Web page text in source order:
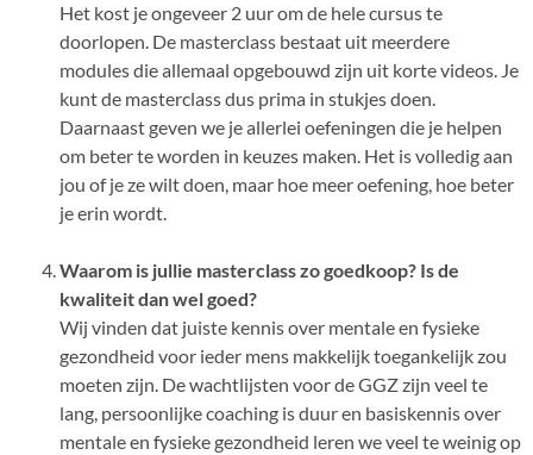
Het kost je ongeveer 2 uur om de hele cursus te
doorlopen. De masterclass bestaat uit meerdere
modules die allemaal opgebouwd zijn uit korte videos. Je
kunt de masterclass dus prima in stukjes doen.
Daarnaast geven we je allerlei oefeningen die je helpen
om beter te worden in keuzes maken. Het is volledig aan
jou of je ze wilt doen, maar hoe meer oefening, hoe beter
je erin wordt.
Waarom is jullie masterclass zo goedkoop? Is de
kwaliteit dan wel goed?
Wij vinden dat juiste kennis over mentale en fysieke
gezondheid voor ieder mens makkelijk toegankelijk zou
moeten zijn. De wachtlijsten voor de GGZ zijn veel te
lang, persoonlijke coaching is duur en basiskennis over
mentale en fysieke gezondheid leren we veel te weinig op